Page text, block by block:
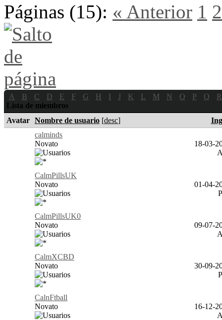
Páginas (15): « Anterior 1 2
A B C D E F G H I J K L M N O P Q
R
Lista de miembros
Avatar Nombre de usuario [desc]
calminds
Novato
18-03-
CalmPillsUK
Novato
01-04-
CalmPillsUK0
Novato
09-07-
CalmXCBD
Novato
30-09-
CalnFtball
Novato
16-12-